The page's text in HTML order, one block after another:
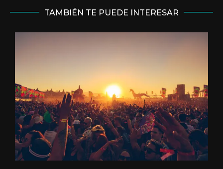
TAMBIÉN TE PUEDE INTERESAR